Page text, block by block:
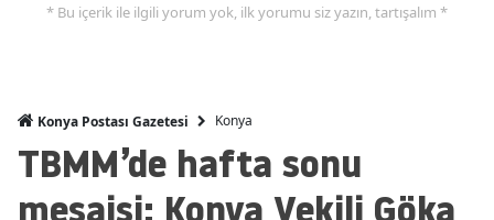
Konya
Kahramanmaraş
* Bu içerik ile ilgili yorum yok, ilk yorumu siz yazın, tartışalım *
Konya Postası Gazetesi Konya
TBMM’de hafta sonu
mesaisi: Konya Vekili Göka